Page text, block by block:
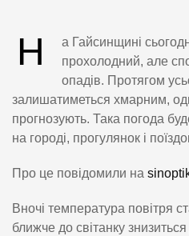
Н
а Гайсинщині
прохолодний, але
опадів. Протягом
залишатиметься хмарним,
прогнозують. Така погода
на городі, прогулянок і
Про це повідомили на
Вночі температура повітря
ближче до світанку